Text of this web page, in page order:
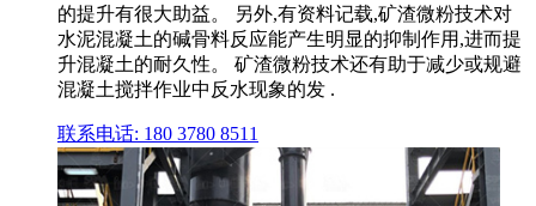
的提升有很大助益。 另外,有资料记载,矿渣微粉技术对
水泥混凝土的碱骨料反应能产生明显的抑制作用,进而提
升混凝土的耐久性。 矿渣微粉技术还有助于减少或规避
混凝土搅拌作业中反水现象的发 .
联系电话: 180 3780 8511